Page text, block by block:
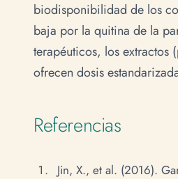
biodisponibilidad de los
baja por la quitina de la
terapéuticos, los extractos
ofrecen dosis
Referencias
Jin, X., et al. (2016).